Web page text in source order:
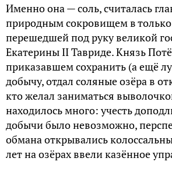
Именно она — соль, считалась
природным сокровищем в
перешедшей под руку великой
Екатерины II Тавриде. Князь
приказавшем сохранить (а ещё
добычу, отдал соляные озёра в
кто желал заниматься
находилось много: учесть
добычи было невозможно,
обмана открывались
лет на озёрах ввели казённое